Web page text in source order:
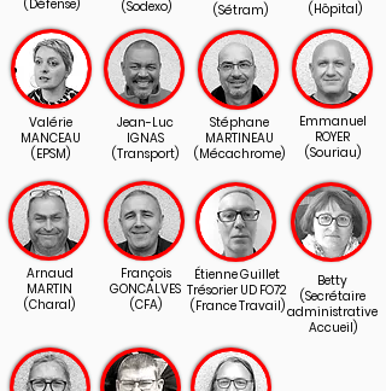
(Défense)
(Sodexo)
(Sétram)
(Hôpital)
Valérie
MANCEAU
(EPSM)
Jean-Luc
IGNAS
(Transport)
Stéphane
MARTINEAU
(Mécachrome)
Emmanuel
ROYER
(Souriau)
Arnaud
MARTIN
(Charal)
François
GONCALVES
(CFA)
Étienne Guillet
Trésorier UD FO72
(France Travail)
Betty
(Secrétaire
administrative
Accueil)